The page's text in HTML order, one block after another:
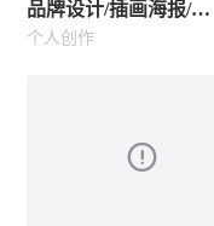
品牌设计/插画海报/中国风插画海报
个人创作